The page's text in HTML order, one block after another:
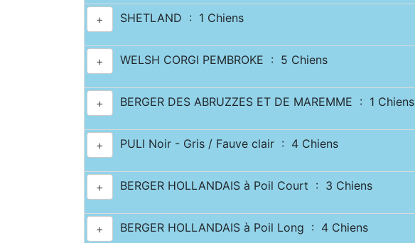
+ SHETLAND : 1 Chiens
+ WELSH CORGI PEMBROKE : 5 Chiens
+ BERGER DES ABRUZZES ET DE MAREMME : 1 Chiens
+ PULI Noir - Gris / Fauve clair : 4 Chiens
+ BERGER HOLLANDAIS à Poil Court : 3 Chiens
+ BERGER HOLLANDAIS à Poil Long : 4 Chiens